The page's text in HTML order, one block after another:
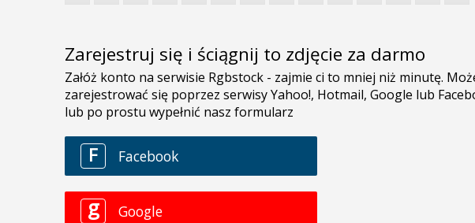
Zarejestruj się i ściągnij to zdjęcie za darmo